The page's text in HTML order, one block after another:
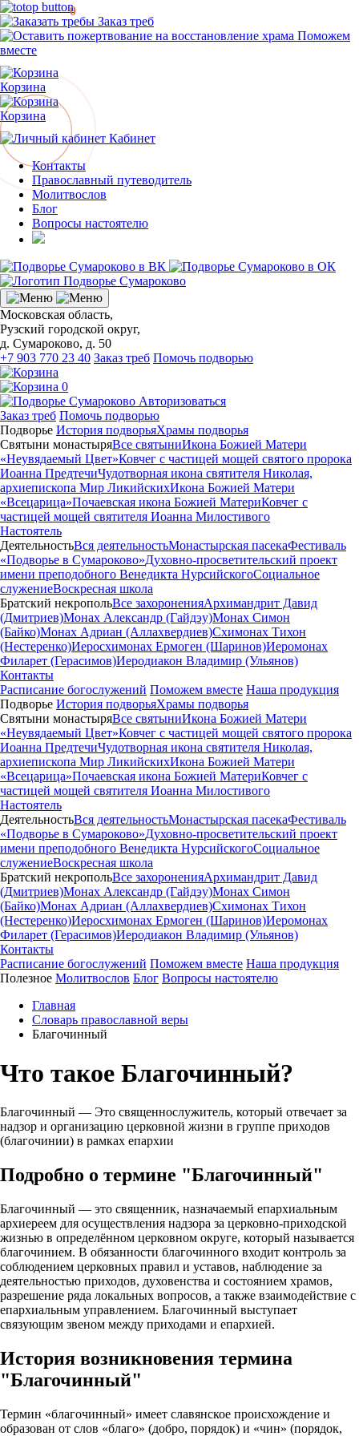
Заказ треб
Поможем
вместе
Корзина
Корзина
0
Кабинет
Контакты
Православный путеводитель
Молитвослов
Блог
Вопросы настоятелю
Московская область,
Рузский городской округ,
д. Сумароково, д. 50
+7 903 770 23 40 Заказ треб Помочь подворью
0
Авторизоваться
Заказ треб Помочь подворью
Подворье История подворьяХрамы подворья
Святыни монастыряВсе святыниИкона Божией Матери
«Неувядаемый Цвет»Ковчег с частицей мощей святого пророка
Иоанна ПредтечиЧудотворная икона святителя Николая,
архиепископа Мир ЛикийскихИкона Божией Матери
«Всецарица»Почаевская икона Божией МатериКовчег с
частицей мощей святителя Иоанна Милостивого
Настоятель
ДеятельностьВся деятельностьМонастырская пасекаФестиваль
«Подворье в Сумароково»Духовно-просветительский проект
имени преподобного Венедикта НурсийскогоСоциальное
служениеВоскресная школа
Братский некропольВсе захороненияАрхимандрит Давид
(Дмитриев)Монах Александр (Гайдэу)Монах Симон
(Байко)Монах Адриан (Аллахвердиев)Схимонах Тихон
(Нестеренко)Иеросхимонах Ермоген (Шаринов)Иеромонах
Филарет (Герасимов)Иеродиакон Владимир (Ульянов)
Контакты
Расписание богослужений Поможем вместе Наша продукция
Подворье История подворьяХрамы подворья
Святыни монастыряВсе святыниИкона Божией Матери
«Неувядаемый Цвет»Ковчег с частицей мощей святого пророка
Иоанна ПредтечиЧудотворная икона святителя Николая,
архиепископа Мир ЛикийскихИкона Божией Матери
«Всецарица»Почаевская икона Божией МатериКовчег с
частицей мощей святителя Иоанна Милостивого
Настоятель
ДеятельностьВся деятельностьМонастырская пасекаФестиваль
«Подворье в Сумароково»Духовно-просветительский проект
имени преподобного Венедикта НурсийскогоСоциальное
служениеВоскресная школа
Братский некропольВсе захороненияАрхимандрит Давид
(Дмитриев)Монах Александр (Гайдэу)Монах Симон
(Байко)Монах Адриан (Аллахвердиев)Схимонах Тихон
(Нестеренко)Иеросхимонах Ермоген (Шаринов)Иеромонах
Филарет (Герасимов)Иеродиакон Владимир (Ульянов)
Контакты
Расписание богослужений Поможем вместе Наша продукция
Полезное Молитвослов Блог Вопросы настоятелю
Главная
Словарь православной веры
Благочинный
Что такое Благочинный?
Благочинный — Это священнослужитель, который отвечает за
надзор и организацию церковной жизни в группе приходов
(благочинии) в рамках епархии
Подробно о термине "Благочинный"
Благочинный — это священник, назначаемый епархиальным
архиереем для осуществления надзора за церковно‑приходской
жизнью в определённом церковном округе, который называется
благочинием. В обязанности благочинного входит контроль за
соблюдением церковных правил и уставов, наблюдение за
деятельностью приходов, духовенства и состоянием храмов,
разрешение ряда локальных вопросов, а также взаимодействие с
епархиальным управлением. Благочинный выступает
связующим звеном между приходами и епархией.
История возникновения термина
"Благочинный"
Термин «благочинный» имеет славянское происхождение и
образован от слов «благо» (добро, порядок) и «чин» (порядок,